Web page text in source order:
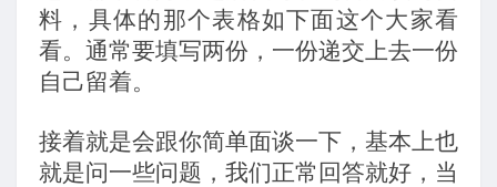
料，具体的那个表格如下面这个大家看
看。通常要填写两份，一份递交上去一份
自己留着。
接着就是会跟你简单面谈一下，基本上也
就是问一些问题，我们正常回答就好，当